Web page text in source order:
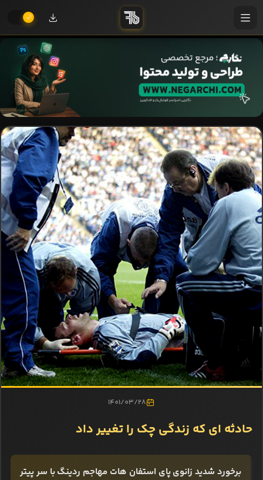
1401/03/28
حادثه ای که زندگی چک را تغییر داد
برخورد شدید زانوی پای استفان هات مهاجم ردینگ با سر پیتر